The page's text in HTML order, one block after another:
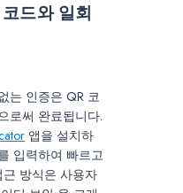
드와 일회
는 인증은 QR 코
로써 완료됩니다.
앱을 설치하
입력하여 빠르고
방식은 사용자